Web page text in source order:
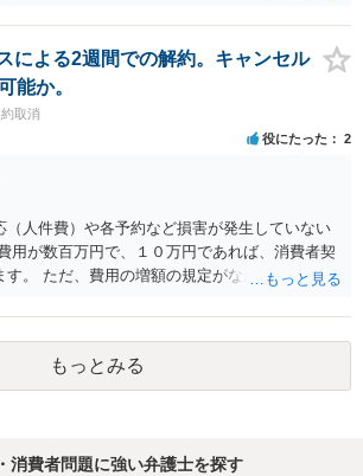
による2週間での解約。キャンセル
能か。
取消
役にたった 2
（人件費）や各予約など損害が発生していない
用が数百万円で、１０万円であれば、消費者契
す。 ただ、費用の増額の規定がなかったのに増
約するのは理由がないことになります。
もっとみる
消費者問題に強い弁護士を探す